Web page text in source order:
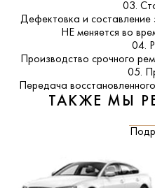
03.
Дефектовка и составление
НЕ меняется во
04.
Производство срочного
05.
Передача
ТАКЖЕ МЫ